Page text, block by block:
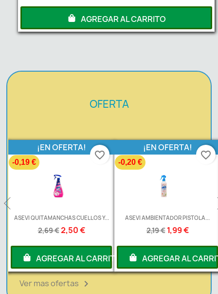
AGREGAR AL CARRITO
OFERTA
ASEVI QUITAMANCHAS CUELLOS Y...
2,69 €2,50 €
¡EN OFERTA!
-0,19 €
AGREGAR AL CARRITO
favorite_border
ASEVI AMBIENTADOR PISTOLA...
2,19 € 1,99 €
¡EN OFERTA!
-0,20 €
AGREGAR AL
favorite_border
Ver mas ofertas 